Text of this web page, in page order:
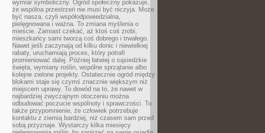
wymiar symboliczny. Ogród społeczny pokazuje,
że wspólna przestrzeń nie musi być niczyja. Może
być nasza, czyli współodpowiedzialna,
pielęgnowana i ważna. To zmiana myślenia o
mieście. Zamiast czekać, aż ktoś coś zrobi,
mieszkańcy sami tworzą coś dobrego i trwałego.
Nawet jeśli zaczynają od kilku donic i niewielkiej
rabaty, uruchamiają proces, który potrafi
promieniować dalej. Później łatwiej o sąsiedzkie
święta, wymiany roślin, wspólne sprzątanie albo
kolejne zielone projekty. Ostatecznie ogród między
blokami staje się czymś znacznie większym niż
miejscem uprawy. To dowód na to, że nawet w
najbardziej zwyczajnym otoczeniu można
odbudować poczucie wspólnoty i sprawczości. To
także przypomnienie, że człowiek potrzebuje
kontaktu z ziemią bardziej, niż czasem sam przed
sobą przyznaje. Wystarczy kilka miesięcy